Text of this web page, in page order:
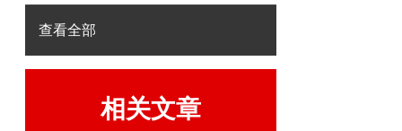
查看全部
相关文章